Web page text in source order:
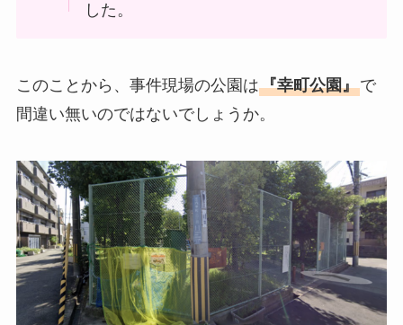
した。
このことから、事件現場の公園は『幸町公園』で
間違い無いのではないでしょうか。